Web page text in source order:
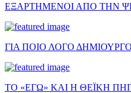
ΕΞΑΡΤΗΜΕΝΟΙ ΑΠΟ ΤΗΝ
ΓΙΑ ΠΟΙΟ ΛΟΓΟ
ΤΟ «ΕΓΩ» ΚΑΙ Η ΘΕΪΚΗ